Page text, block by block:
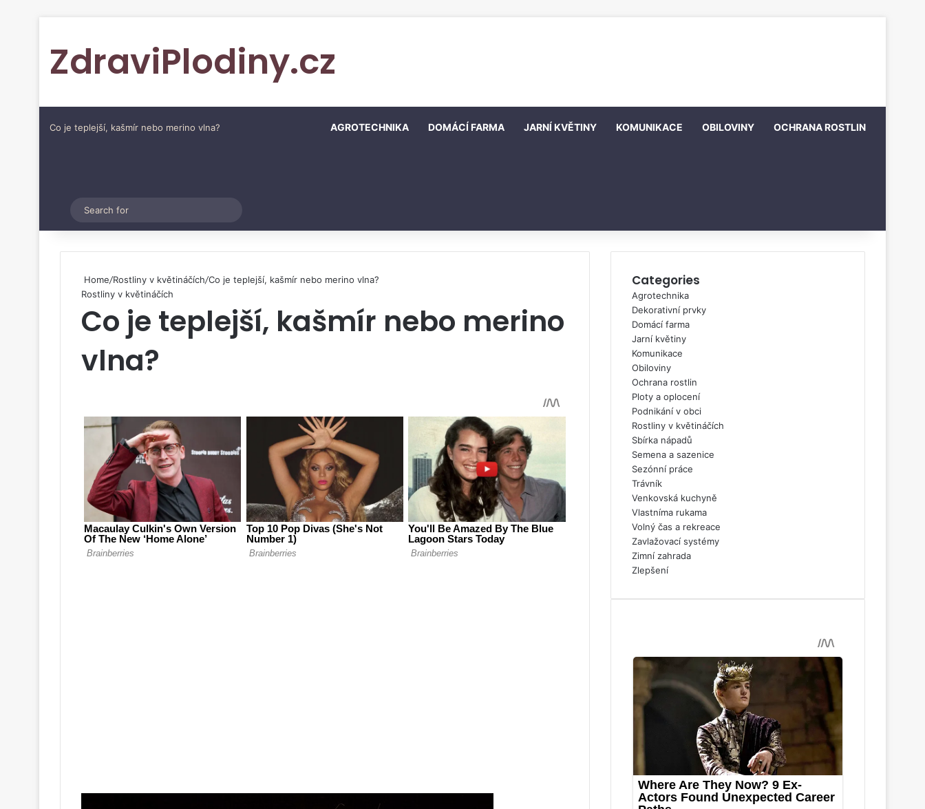
ZdraviPlodiny.cz
Co je teplejší, kašmír nebo merino vlna? AGROTECHNIKA DOMÁCÍ FARMA JARNÍ KVĚTINY KOMUNIKACE OBILOVINY OCHRANA ROSTLIN
Switch skin
for
Home/Rostliny v květináčích/Co je teplejší, kašmír nebo merino vlna?
Rostliny v květináčích
Co je teplejší, kašmír nebo merino
vlna?
Categories
Agrotechnika
Dekorativní prvky
Domácí farma
Jarní květiny
Komunikace
Obiloviny
Ochrana rostlin
Ploty a oplocení
Podnikání v obci
Rostliny v květináčích
Sbírka nápadů
Semena a sazenice
Sezónní práce
Trávník
Venkovská kuchyně
Vlastníma rukama
Volný čas a rekreace
Zavlažovací systémy
Zimní zahrada
Zlepšení